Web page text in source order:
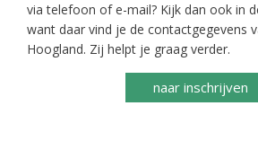
via telefoon of e-mail? Kijk dan ook in
want daar vind je de contactgegevens
Hoogland. Zij helpt je graag verder.
naar inschrijven